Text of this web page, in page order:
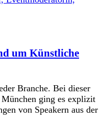
um Künstliche
Branche. Bei dieser
ging es explizit
von Speakern aus der